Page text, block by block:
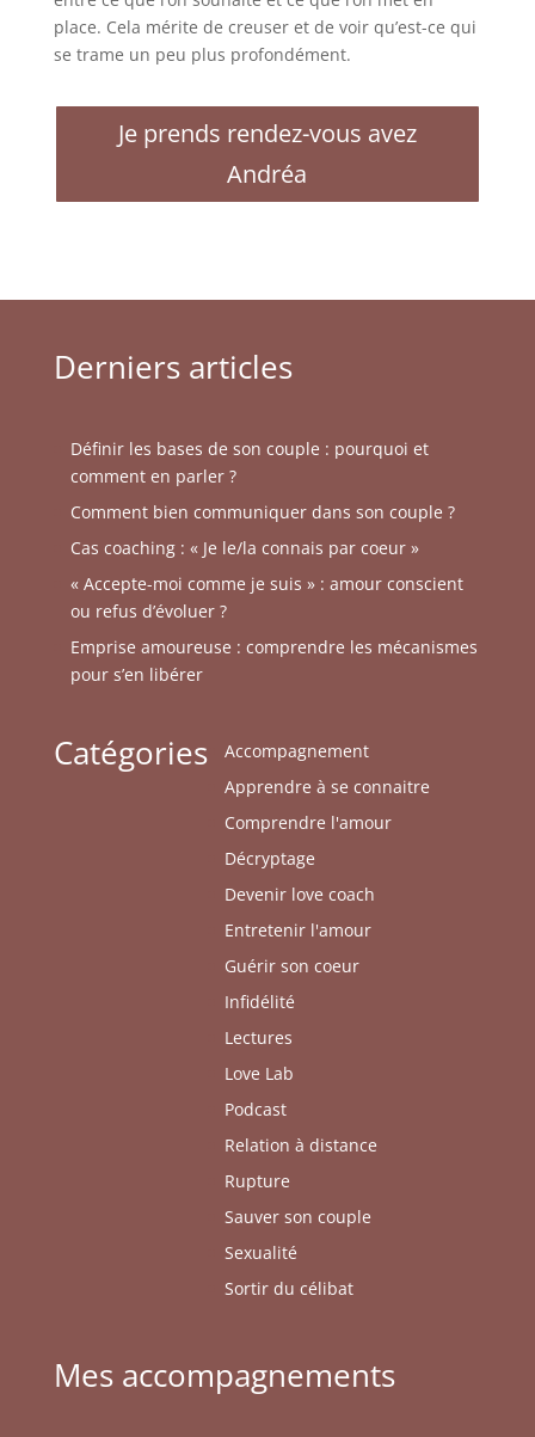
place. Cela mérite de creuser et de voir qu’est-ce qui
se trame un peu plus profondément.
Je prends rendez-vous avez
Andréa
Derniers articles
Définir les bases de son couple : pourquoi et
comment en parler ?
Comment bien communiquer dans son couple ?
Cas coaching : « Je le/la connais par coeur »
« Accepte-moi comme je suis » : amour conscient
ou refus d’évoluer ?
Emprise amoureuse : comprendre les mécanismes
pour s’en libérer
Catégories
Accompagnement
Apprendre à se connaitre
Comprendre l'amour
Décryptage
Devenir love coach
Entretenir l'amour
Guérir son coeur
Infidélité
Lectures
Love Lab
Podcast
Relation à distance
Rupture
Sauver son couple
Sexualité
Sortir du célibat
Mes accompagnements